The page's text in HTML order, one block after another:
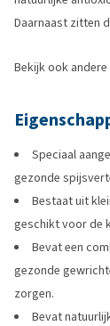
Daarnaast zitten
Bekijk ook
Speciaal
gezonde
Bestaat uit
geschikt voor de
Bevat een
gezonde
zorgen.
Bevat